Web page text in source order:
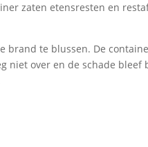
zaten etensresten en
brand te blussen. De
niet over en de schade